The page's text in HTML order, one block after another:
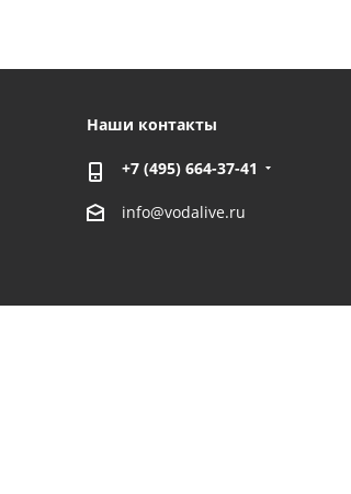
Наши контакты
+7 (495) 664-37-41
info@vodalive.ru